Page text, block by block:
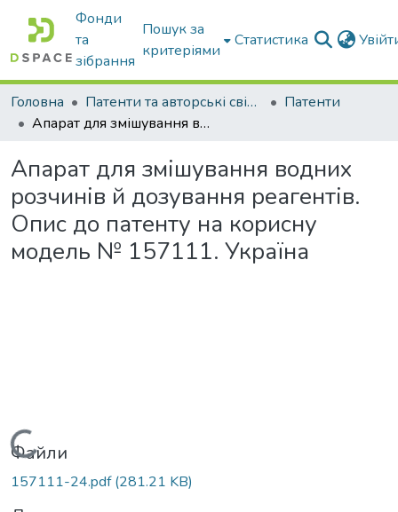
Фонди
та
зібрання
Пошук за
критеріями
Статистика
Головна Патенти та авторські свідоцтва
Патенти
Апарат для змішування водних розчинів й дозування реагентів. Опис до патенту на корисну модель № 157111. Україна
Апарат для змішування водних
розчинів й дозування реагентів.
Опис до патенту на корисну
модель № 157111. Україна
Вантажиться...
Файли
157111-24.pdf(281.21 KB)